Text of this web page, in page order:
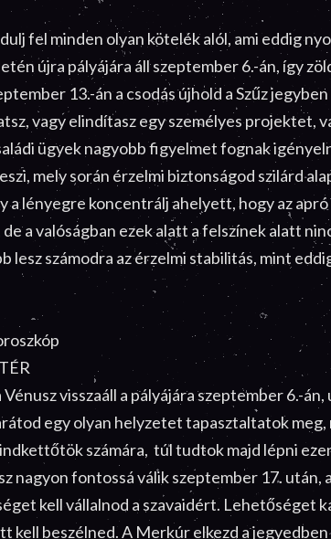
fel minden olyan kötelék alól, ami eddig
újra pályájára áll szeptember 6.-án, így
13.-án a csodás újhold a Szűz
vagy elindítasz egy személyes projektet,
ügyek nagyobb figyelmet fognak
mely során érzelmi biztonságod szilárd
a lényegre koncentrálj ahelyett, hogy az
a valóságban ezek alatt a felszínek alatt
lesz számodra az érzelmi stabilitás, mint
visszaáll a pályájára szeptember 6.-
egy olyan helyzetet tapasztaltatok
számára, túl tudtok majd lépni
nagyon fontossá válik szeptember 17.
kell vállalnod a szavaidért. Lehetőséget
kell beszélned. A Merkúr elkezd a